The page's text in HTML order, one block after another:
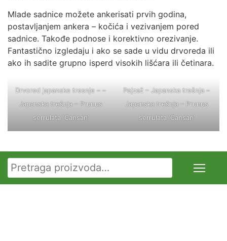
Mlade sadnice možete ankerisati prvih godina,
postavljanjem ankera – kočića i vezivanjem pored
sadnice. Takođe podnose i korektivno orezivanje.
Fantastično izgledaju i ako se sade u vidu drvoreda ili
ako ih sadite grupno isperd visokih lišćara ili četinara.
Drvored japanske tresnje ––
Japanska trešnja – Prunus
serrulata ‘Cansan’
Pejzaž – Japanska trešnja–
Japanska trešnja – Prunus
serrulata ‘Cansan’
Pretraga za: